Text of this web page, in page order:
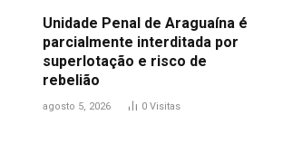
Unidade Penal de Araguaína é
parcialmente interditada por
superlotação e risco de
rebelião
agosto 5, 2026 0 Visitas